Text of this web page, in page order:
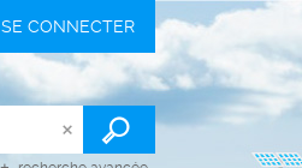
SE CONNECTER